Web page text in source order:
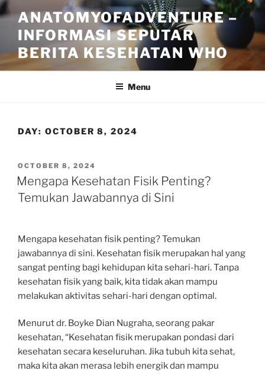
Skip
to
content
ANATOMYOFADVENTURE –
INFORMASI SEPUTAR
BERITA KESEHATAN WHO
Menu
DAY: OCTOBER 8, 2024
POSTED
ON
OCTOBER 8, 2024
Mengapa Kesehatan Fisik Penting?
Temukan Jawabannya di Sini
Mengapa kesehatan fisik penting? Temukan
jawabannya di sini. Kesehatan fisik merupakan hal yang
sangat penting bagi kehidupan kita sehari-hari. Tanpa
kesehatan fisik yang baik, kita tidak akan mampu
melakukan aktivitas sehari-hari dengan optimal.
Menurut dr. Boyke Dian Nugraha, seorang pakar
kesehatan, “Kesehatan fisik merupakan pondasi dari
kesehatan secara keseluruhan. Jika tubuh kita sehat,
maka kita akan merasa lebih energik dan mampu